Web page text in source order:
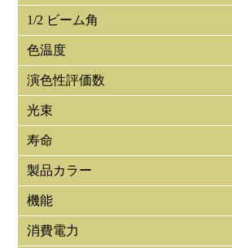
1/2 ビーム角
色温度
演色性評価数
光束
寿命
製品カラー
機能
消費電力